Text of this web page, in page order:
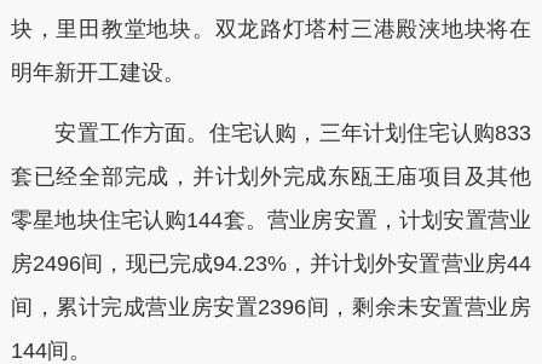
块，里田教堂地块。双龙路灯塔村三港殿浃地块将在
明年新开工建设。
安置工作方面。住宅认购，三年计划住宅认购833
套已经全部完成，并计划外完成东瓯王庙项目及其他
零星地块住宅认购144套。营业房安置，计划安置营业
房2496间，现已完成94.23%，并计划外安置营业房44
间，累计完成营业房安置2396间，剩余未安置营业房
144间。